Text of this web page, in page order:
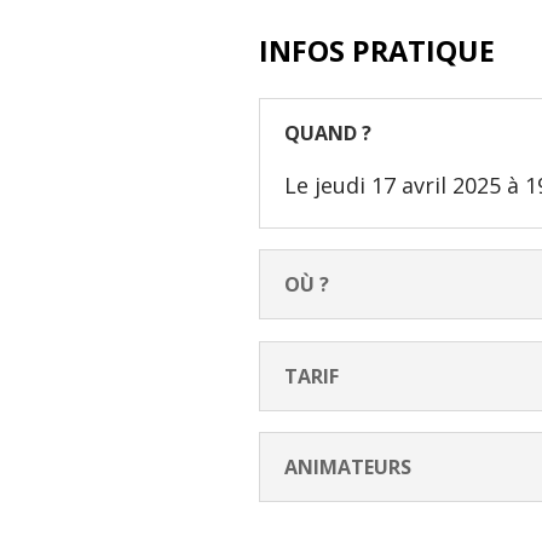
INFOS PRATIQUE
QUAND ?
Le jeudi 17 avril 2025 à
OÙ ?
TARIF
ANIMATEURS